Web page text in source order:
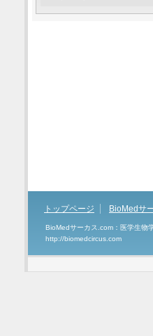
トップページ BioMedサ
BioMedサーカス.com：医学生物
http://biomedcircus.com